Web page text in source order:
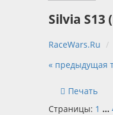
Silvia
RaceWars.Ru
« предыдущая
Печать
Страницы: 1 ...